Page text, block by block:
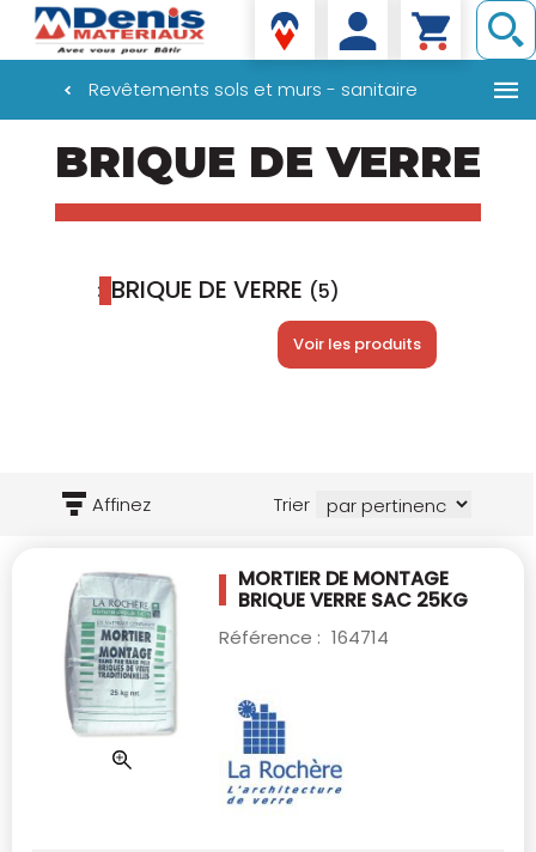
contenu
Denis matériaux
Revêtements sols et murs - sanitaire
BRIQUE DE VERRE
BRIQUE DE VERRE (5)
Voir les produits
Affinez Trier
MORTIER DE MONTAGE
BRIQUE VERRE SAC 25KG
Référence : 164714